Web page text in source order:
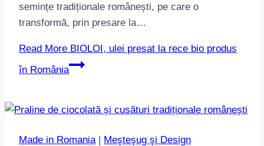
semințe tradiționale românești, pe care o
transformă, prin presare la…
Read More BIOLOI, ulei presat la rece bio produs
în România
Made in Romania | Meşteşug şi Design